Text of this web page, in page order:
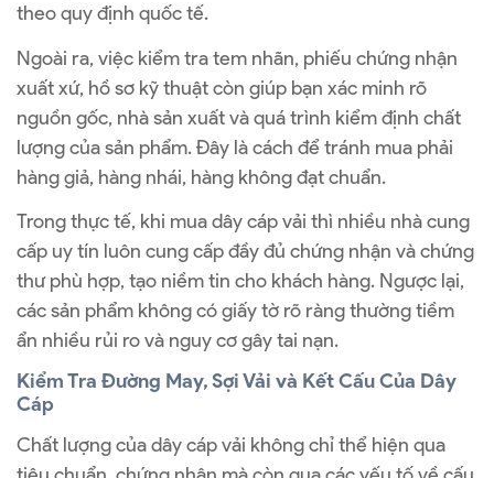
theo quy định quốc tế.
Ngoài ra, việc kiểm tra tem nhãn, phiếu chứng nhận
xuất xứ, hồ sơ kỹ thuật còn giúp bạn xác minh rõ
nguồn gốc, nhà sản xuất và quá trình kiểm định chất
lượng của sản phẩm. Đây là cách để tránh mua phải
hàng giả, hàng nhái, hàng không đạt chuẩn.
Trong thực tế, khi mua dây cáp vải thì nhiều nhà cung
cấp uy tín luôn cung cấp đầy đủ chứng nhận và chứng
thư phù hợp, tạo niềm tin cho khách hàng. Ngược lại,
các sản phẩm không có giấy tờ rõ ràng thường tiềm
ẩn nhiều rủi ro và nguy cơ gây tai nạn.
Kiểm Tra Đường May, Sợi Vải và Kết Cấu Của Dây
Cáp
Chất lượng của dây cáp vải không chỉ thể hiện qua